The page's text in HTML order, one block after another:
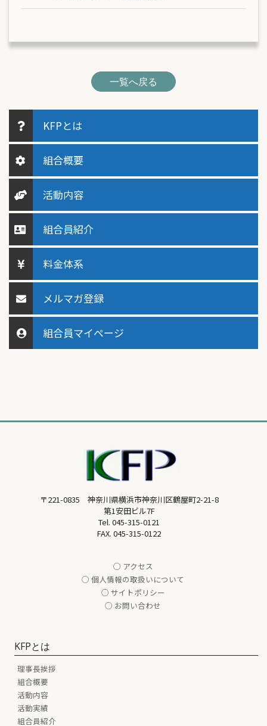
一覧へ戻る
KFPとは
組合概要
活動内容
組合員紹介
料金体系
メルマガ登録
組合員マイページ
〒221-0835 神奈川県横浜市神奈川区鶴屋町2-21-8
第1安田ビル7F
Tel. 045-315-0121
FAX. 045-315-0122
○ アクセス
○ 個人情報の取扱いについて
○ サイトポリシー
○ お問い合わせ
KFPとは
理事長挨拶
組合概要
活動内容
活動実績
組合員紹介